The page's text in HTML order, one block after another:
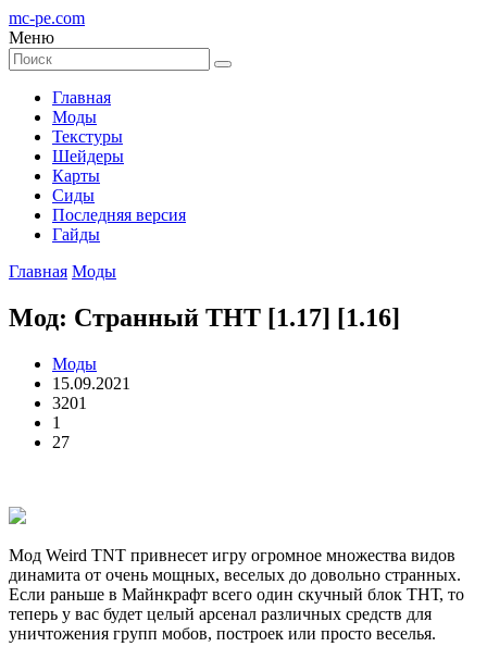
mc-pe.com
Меню
Главная
Моды
Текстуры
Шейдеры
Карты
Сиды
Последняя версия
Гайды
Главная Моды
Мод: Странный ТНТ [1.17] [1.16]
Моды
15.09.2021
3201
1
27
Мод Weird TNT привнесет игру огромное множества видов
динамита от очень мощных, веселых до довольно странных.
Если раньше в Майнкрафт всего один скучный блок ТНТ, то
теперь у вас будет целый арсенал различных средств для
уничтожения групп мобов, построек или просто веселья.